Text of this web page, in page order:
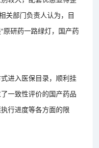
关部门负责人认为，目
原研药一路绿灯，国产药
进入医保目录，顺利挂
一致性评价的国产药品
行进度等各方面的限